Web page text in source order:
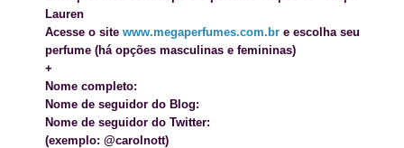
Lauren
Acesse o site www.megaperfumes.com.br e escolha seu
perfume (há opções masculinas e femininas)
+
Nome completo:
Nome de seguidor do Blog:
Nome de seguidor do Twitter:
(exemplo: @carolnott)